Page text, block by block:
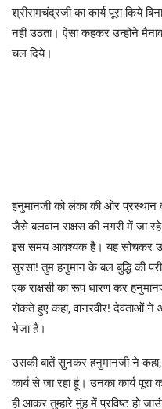
श्रीरामचंद्रजी का कार्य पूरा किये
नहीं उठता। ऐसा कहकर उन्होंने
चल दिये।
हनुमानजी को लंका की ओर
जैसे बलवान राक्षस की नगरी में जा
इस समय आवश्यक है। यह सोचकर
सुरसा! तुम हनुमान के बल बुद्धि की
एक राक्षसी का रूप धारण कर
रोकते हुए कहा, वानरवीर! देवताओं
भेजा है।
उसकी बातें सुनकर हनुमानजी ने
कार्य से जा रहा हूं। उनका कार्य
ही आकर तुम्हारे मुंह में प्रविष्ट हो